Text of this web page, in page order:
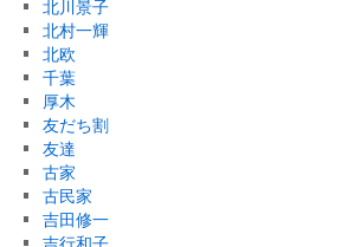
北川景子
北村一輝
北欧
千葉
厚木
友だち割
友達
古家
古民家
吉田修一